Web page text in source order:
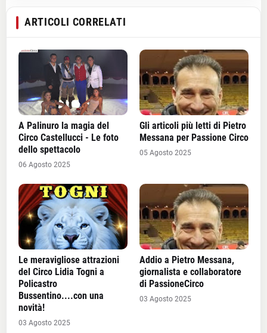
ARTICOLI CORRELATI
A Palinuro la magia del
Circo Castellucci - Le foto
dello spettacolo
06 Agosto 2025
Gli articoli più letti di Pietro
Messana per Passione Circo
05 Agosto 2025
Le meravigliose attrazioni
del Circo Lidia Togni a
Policastro
Bussentino....con una
novità!
03 Agosto 2025
Addio a Pietro Messana,
giornalista e collaboratore
di PassioneCirco
03 Agosto 2025